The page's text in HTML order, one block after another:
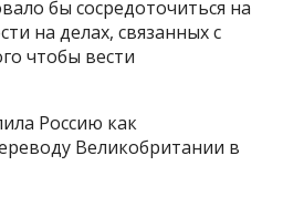
бы сосредоточиться на
на делах, связанных с
чтобы вести
Россию как
Великобритании в